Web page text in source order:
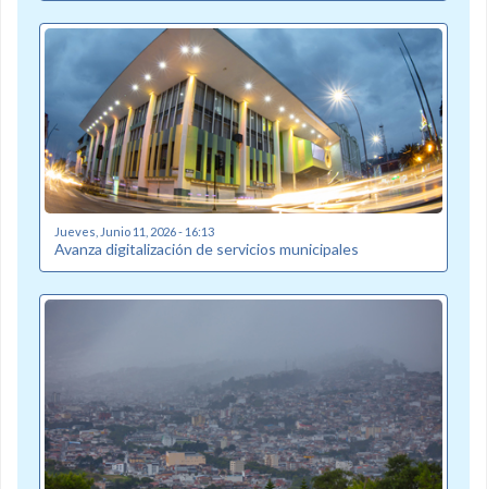
Jueves, Junio 11, 2026 - 16:13
Avanza digitalización de servicios municipales